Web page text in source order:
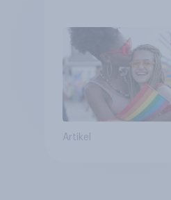
Artikel